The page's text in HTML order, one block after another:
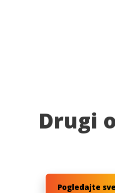
Drugi
Pogledajte